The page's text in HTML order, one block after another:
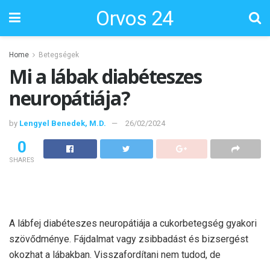
Orvos 24
Home Betegségek
Mi a lábak diabéteszes
neuropátiája?
by Lengyel Benedek, M.D. 26/02/2024
0
SHARES
A lábfej diabéteszes neuropátiája a cukorbetegség gyakori
szövődménye. Fájdalmat vagy zsibbadást és bizsergést
okozhat a lábakban. Visszafordítani nem tudod, de